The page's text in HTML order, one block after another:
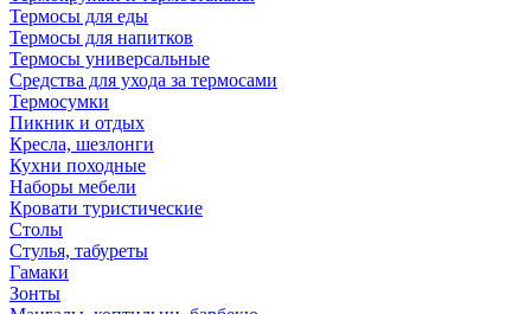
Термосы для еды
Термосы для напитков
Термосы универсальные
Средства для ухода за термосами
Термосумки
Пикник и отдых
Кресла, шезлонги
Кухни походные
Наборы мебели
Кровати туристические
Столы
Стулья, табуреты
Гамаки
Зонты